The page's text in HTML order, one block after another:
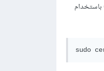
باستخدام